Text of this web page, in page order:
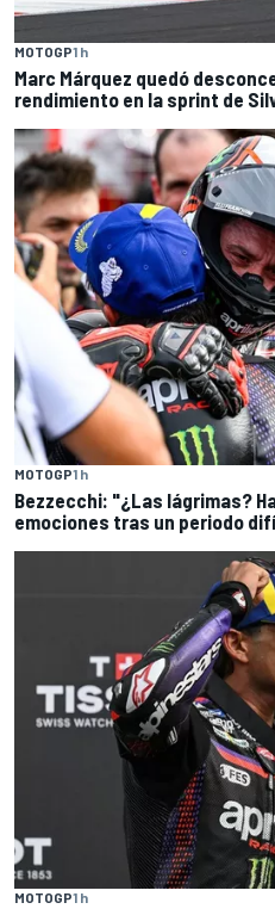
MOTOGP1 h
Marc Márquez quedó
rendimiento en la sprint de
MOTOGP1 h
Bezzecchi: "¿Las lágrimas?
emociones tras un periodo
MOTOGP1 h